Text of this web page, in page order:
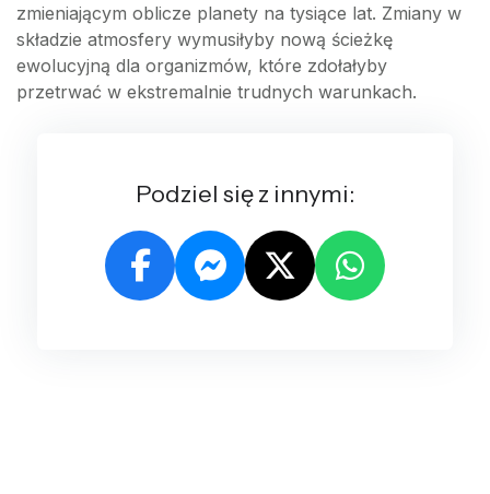
zmieniającym oblicze planety na tysiące lat. Zmiany w
składzie atmosfery wymusiłyby nową ścieżkę
ewolucyjną dla organizmów, które zdołałyby
przetrwać w ekstremalnie trudnych warunkach.
Podziel się z innymi: